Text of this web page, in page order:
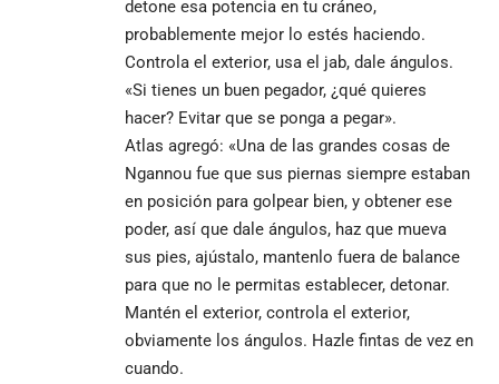
detone esa potencia en tu cráneo,
probablemente mejor lo estés haciendo.
Controla el exterior, usa el jab, dale ángulos.
«Si tienes un buen pegador, ¿qué quieres
hacer? Evitar que se ponga a pegar».
Atlas agregó: «Una de las grandes cosas de
Ngannou fue que sus piernas siempre estaban
en posición para golpear bien, y obtener ese
poder, así que dale ángulos, haz que mueva
sus pies, ajústalo, mantenlo fuera de balance
para que no le permitas establecer, detonar.
Mantén el exterior, controla el exterior,
obviamente los ángulos. Hazle fintas de vez en
cuando.